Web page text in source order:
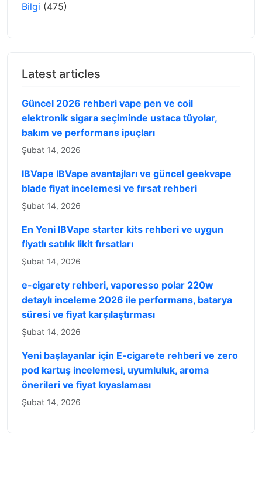
Bilgi (475)
Latest articles
Güncel 2026 rehberi vape pen ve coil
elektronik sigara seçiminde ustaca tüyolar,
bakım ve performans ipuçları
Şubat 14, 2026
IBVape IBVape avantajları ve güncel geekvape
blade fiyat incelemesi ve fırsat rehberi
Şubat 14, 2026
En Yeni IBVape starter kits rehberi ve uygun
fiyatlı satılık likit fırsatları
Şubat 14, 2026
e-cigarety rehberi, vaporesso polar 220w
detaylı inceleme 2026 ile performans, batarya
süresi ve fiyat karşılaştırması
Şubat 14, 2026
Yeni başlayanlar için E-cigarete rehberi ve zero
pod kartuş incelemesi, uyumluluk, aroma
önerileri ve fiyat kıyaslaması
Şubat 14, 2026